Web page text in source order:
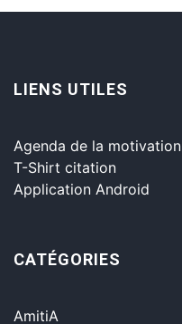
LIENS UTILES
Agenda de la motivation
T-Shirt citation
Application Android
CATÉGORIES
AmitiA